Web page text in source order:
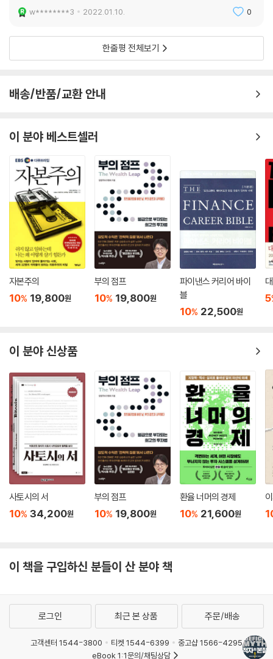
어쩌면 MMT는 기축 통화, 즉 달러를 발행하는 국가인 미국에만 적용할
비할 수 없을 만큼 특별한 힘을 지닌 것은 사실이다. 그러나 MMT 경제학
자들은 단순히 기축 통화를 보유한 국가인 미국에만 MMT가 유효한 것은
수 있다는 설명이다.
과도한 부채로 인해 디폴트를 선언한 그리스는 MMT를 비판하는 예로 자
주 거론된다. 그러나 한 가지 짚고 넘어가야 할 것이 있다. 그리스는 드라크
마 대신 유로를 채택하며, 화폐 주권을 포기했다는 사실이다. 화폐 주권을
포기한 그리스는 MMT의 적용 범위에서 벗어난 것이다. 스테파니 켈튼은
??적자의 본질??에서 왜 그리스가 디폴트에 빠질 수밖에 없었는지 설명
한다.
일본의 재정 적자는 무려 1,000조 엔 규모이다. 우리의 염려대로 일본이
엄청난 규모의 재정 적자를 막지 못해 디폴트에 빠질 수도 있을까? 켈튼 박
사는 그럴 리 없다고 이야기한다. 그 이유도 ??적자의 본질??에서 설명해
놓았다. 우리나라와 지위가 비슷한 일본의 경우를 살펴보면, 시사하는 점
이 많다. 오히려 우리가 새로운 시각으로 경제 상황을 살펴봐야 할 시점임
을 알 수 있을 것이다.
그렇다면, 우리나라도 MMT를 정책에 적용할 수 있을까? 물론이라고 저
현재 우리나라의 경제 상황에서 MMT가 경제 위기를 돌파하는 데 고려해
아직은 대부분 MMT를 ‘그런 곳은 없다’라는 의미의 ‘유토피아’처럼 허무
맹랑한 꿈을 심어주는 이론으로 인식하고 있다. 그러나 자세한 면면을 살
펴보면, 알려진 것처럼 허무맹랑하기만 한 이론은 아니라고 판단하게 될
것이다. MMT를 온전히 정책에 실현하는 것은 쉬운 일이 아니다. 그러나
MMT의 주장을 받아들인다면, 편견과 고정 관념에 사로잡혀 경제 정책을
보았던 잘못된 관점을 바꿀 수 있을 것이다. 그렇게 조금씩 바꾸어 간다면,
이 사회에 꼭 필요한 경제 정책의 방향이 무엇인지 알 수 있을 것이다. 무엇
보다 먼저, 재정 적자를 가계 적자와 같은 테이블에 놓고 바라보는 잘못된
시각과 재정 적자 공포증에서 벗어나야 한다. 이것이 스테파니 켈튼이 ??
적자의 본질??을 통해 첫 번째로 이루고자 하는 핵심이다.
w********3 2022.01.10. 0
한줄평 전체보기
배송/반품/교환 안내
이 분야 베스트셀러
자본주의
10% 19,800원
부의 점프
10% 19,800원
파이낸스 커리어 바이
블
10% 22,500원
5
이 분야 신상품
사토시의 서
10% 34,200원
부의 점프
10% 19,800원
환율 너머의 경제
10% 21,600원
이 책을 구입하신 분들이 산 분야 책
로그인 최근 본 상품 주문/배송
고객센터 1544-3800 티켓 1544-6399
중고샵 1566-4295
eBook 1:1문의/채팅상담